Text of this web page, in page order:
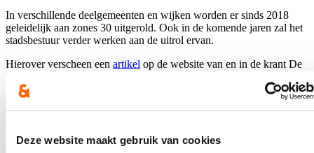
Deze website maakt gebruik van cookies
In verschillende deelgemeenten en wijken worden er sinds 2018
geleidelijk aan zones 30 uitgerold. Ook in de komende jaren zal het
stadsbestuur verder werken aan de uitrol ervan.
Hierover verscheen een artikel op de website van en in de krant De
Het volledige persbericht kan je